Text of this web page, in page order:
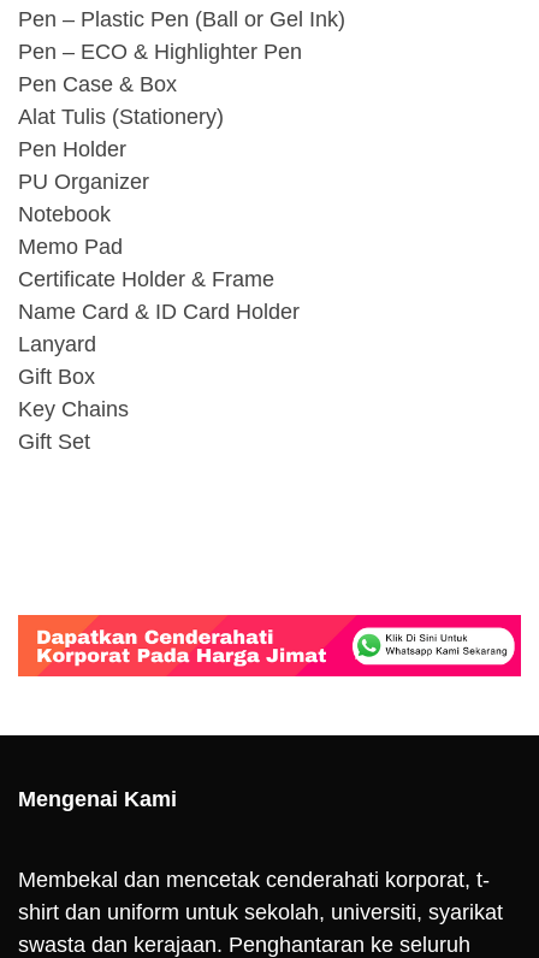
Pen – Plastic Pen (Ball or Gel Ink)
Pen – ECO & Highlighter Pen
Pen Case & Box
Alat Tulis (Stationery)
Pen Holder
PU Organizer
Notebook
Memo Pad
Certificate Holder & Frame
Name Card & ID Card Holder
Lanyard
Gift Box
Key Chains
Gift Set
Mengenai Kami
Membekal dan mencetak cenderahati korporat, t-
shirt dan uniform untuk sekolah, universiti, syarikat
swasta dan kerajaan. Penghantaran ke seluruh